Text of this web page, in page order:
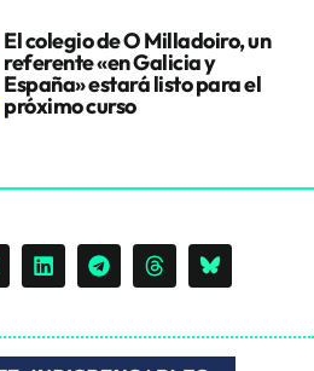
El colegio de O Milladoiro, un
referente «en Galicia y
España» estará listo para el
próximo curso